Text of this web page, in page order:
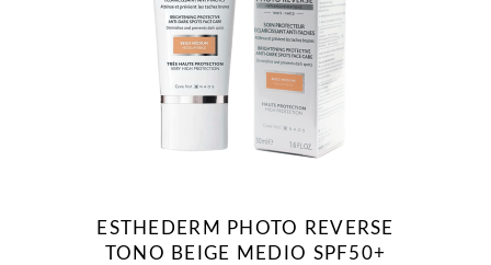
ESTHEDERM PHOTO REVERSE
TONO BEIGE MEDIO SPF50+